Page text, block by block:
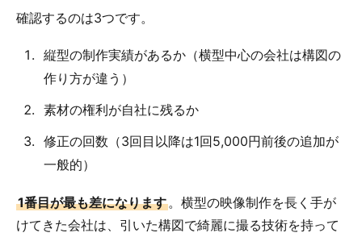
確認するのは3つです。
縦型の制作実績があるか（横型中心の会社は構図の
作り方が違う）
素材の権利が自社に残るか
修正の回数（3回目以降は1回5,000円前後の追加が
一般的）
1番目が最も差になります。横型の映像制作を長く手が
けてきた会社は、引いた構図で綺麗に撮る技術を持って